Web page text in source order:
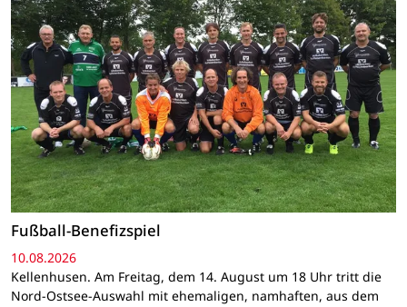
Fußball-Benefizspiel
10.08.2026
Kellenhusen. Am Freitag, dem 14. August um 18 Uhr tritt die
Nord-Ostsee-Auswahl mit ehemaligen, namhaften, aus dem